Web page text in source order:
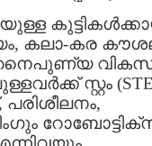
കലാ-കര
നൈപുണ്യ
സ്റ്റം